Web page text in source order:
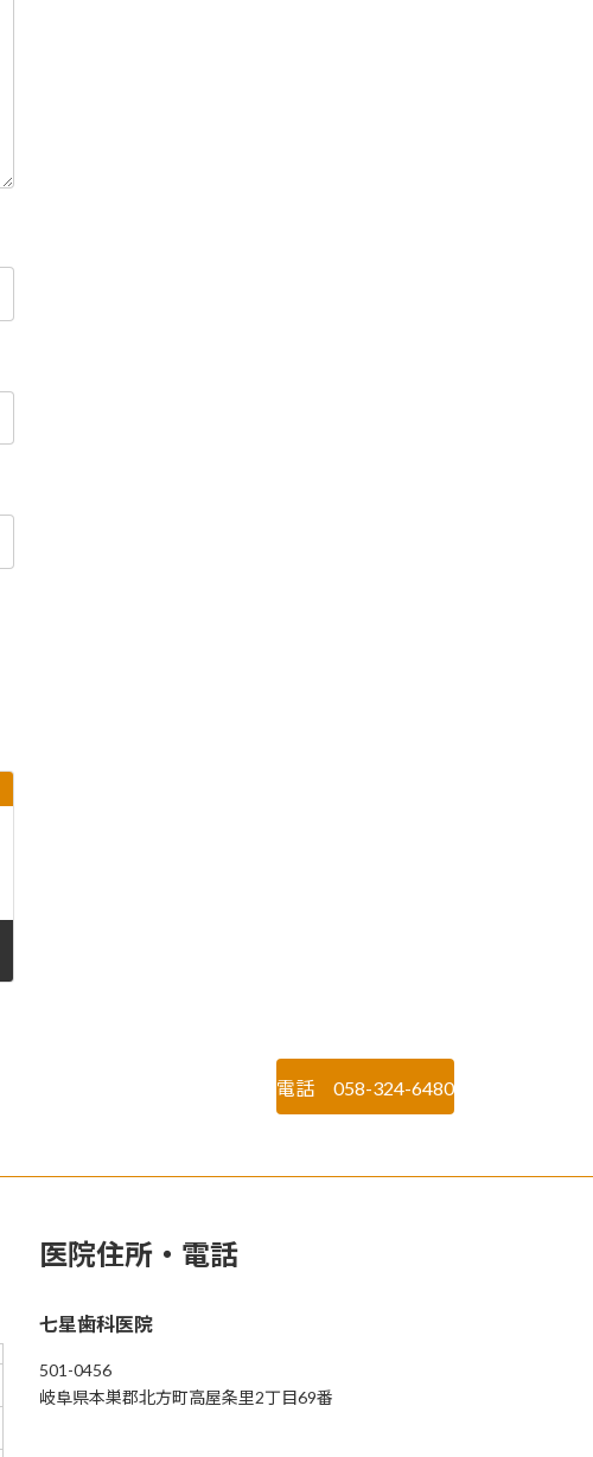
電話 058-324-6480
医院住所・電話
七星歯科医院
501-0456
岐阜県本巣郡北方町高屋条里2丁目69番